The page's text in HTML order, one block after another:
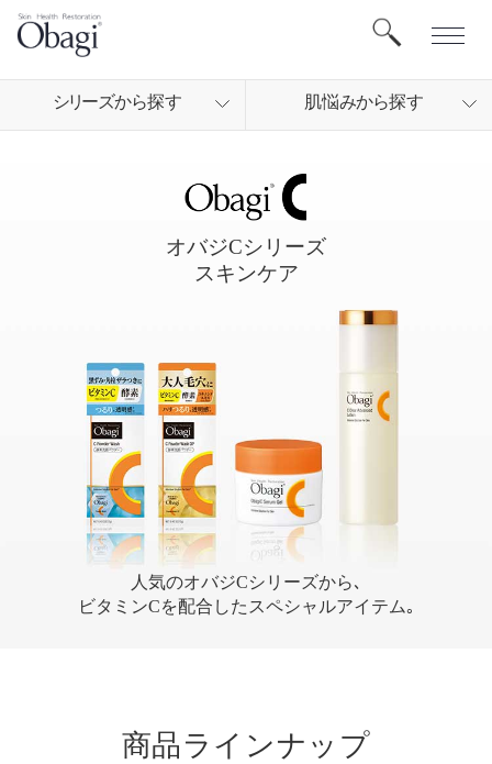
シリーズから探す 肌悩みから探す
オバジCシリーズ
スキンケア
人気のオバジCシリーズから､
ビタミンCを配合したスペシャルアイテム｡
商品ラインナップ